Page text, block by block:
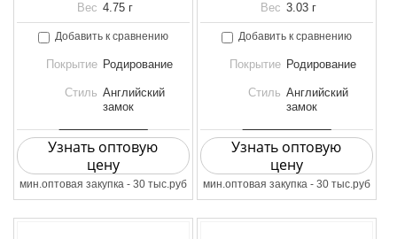
Вес 4.75 г
Добавить к сравнению
Покрытие Родирование
Стиль Английский
замок
Узнать оптовую
цену
мин.оптовая закупка - 30 тыс.руб
Вес 3.03 г
Добавить к сравнению
Покрытие Родирование
Стиль Английский
замок
Узнать оптовую
цену
мин.оптовая закупка - 30 тыс.руб